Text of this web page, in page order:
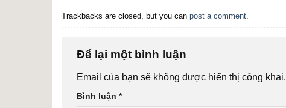
Trackbacks are closed, but you can post a comment.
Để lại một bình luận
Email của bạn sẽ không được hiển thị công khai.
Bình luận *